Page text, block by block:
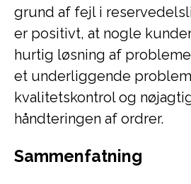
grund af fejl i
er positivt, at nogle
hurtig løsning af
et underliggende
kvalitetskontrol og
håndteringen af ordrer.
Sammenfatning